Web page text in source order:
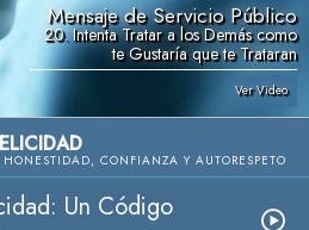
Mensaje de Servicio Público
20. Intenta Tratar a los Demás como
te Gustaría que te Trataran
Ver Video
CONFIANZA Y AUTORESPETO
Un Código